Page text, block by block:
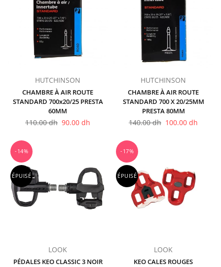
HUTCHINSON
CHAMBRE À AIR ROUTE
STANDARD 700x20/25 PRESTA
60MM
Prix
110.00 dh 90.00 dh
HUTCHINSON
CHAMBRE À AIR ROUTE
STANDARD 700 X 20/25MM
PRESTA 80MM
Prix
140.00 dh 100.00 dh
-14%
ÉPUISÉ
LOOK
PÉDALES KEO CLASSIC 3 NOIR
-17%
ÉPUISÉ
LOOK
KEO CALES ROUGES